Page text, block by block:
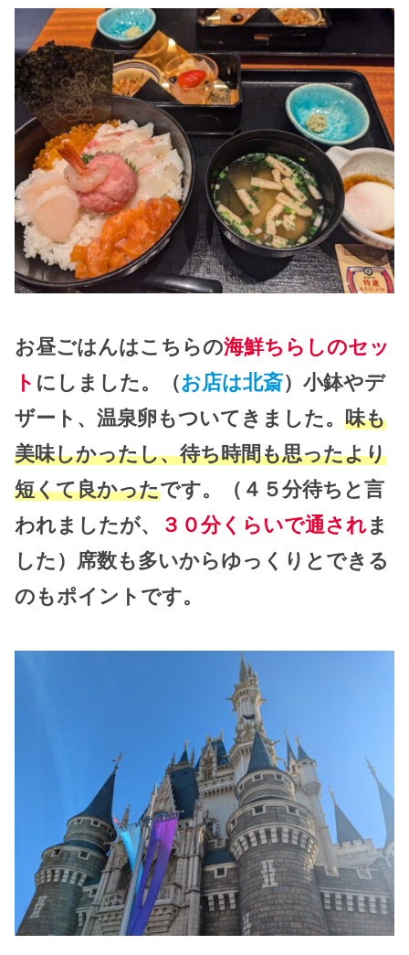
お昼ごはんはこちらの海鮮ちらしのセッ
ト にしました。（お店は北斎）小鉢やデ
ザート、温泉卵もついてきました。 味も
美味しかったし、待ち時間も思ったより
短くて良かったです。（４５分待ちと言
われましたが、
３０分くらいで通されま
した）席数も多いからゆっくりとできる
のもポイントです。